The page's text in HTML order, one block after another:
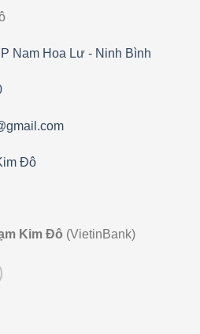
Nam Hoa Lư - Ninh Bình
Đô
Kim Đô (VietinBank)